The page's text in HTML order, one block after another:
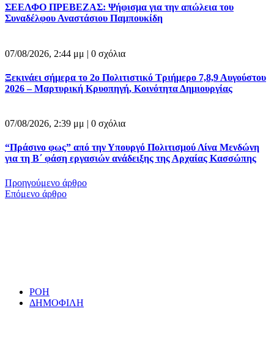
ΣΕΕΛΦΟ ΠΡΕΒΕΖΑΣ: Ψήφισμα για την απώλεια του
Συναδέλφου Αναστάσιου Παμπουκίδη
07/08/2026, 2:44 μμ | 0 σχόλια
Ξεκινάει σήμερα το 2ο Πολιτιστικό Τριήμερο 7,8,9 Αυγούστου
2026 – Μαρτυρική Κρυοπηγή, Κοινότητα Δημιουργίας
07/08/2026, 2:39 μμ | 0 σχόλια
“Πράσινο φως” από την Υπουργό Πολιτισμού Λίνα Μενδώνη
για τη Β΄ φάση εργασιών ανάδειξης της Αρχαίας Κασσώπης
Προηγούμενο άρθρο
Επόμενο άρθρο
ΡΟΗ
ΔΗΜΟΦΙΛΗ